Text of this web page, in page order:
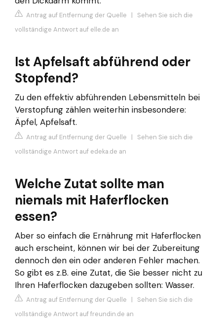
Antrag auf Entfernung der Quelle | Sehen Sie sich die
vollständige Antwort auf elle.de an
Ist Apfelsaft abführend oder
Stopfend?
Zu den effektiv abführenden Lebensmitteln bei
Verstopfung zählen weiterhin insbesondere:
Äpfel, Apfelsaft.
Antrag auf Entfernung der Quelle | Sehen Sie sich die
vollständige Antwort auf edeka.de an
Welche Zutat sollte man
niemals mit Haferflocken
essen?
Aber so einfach die Ernährung mit Haferflocken
auch erscheint, können wir bei der Zubereitung
dennoch den ein oder anderen Fehler machen.
So gibt es z.B. eine Zutat, die Sie besser nicht zu
Ihren Haferflocken dazugeben sollten: Wasser.
Antrag auf Entfernung der Quelle | Sehen Sie sich die
vollständige Antwort auf freundin.de an